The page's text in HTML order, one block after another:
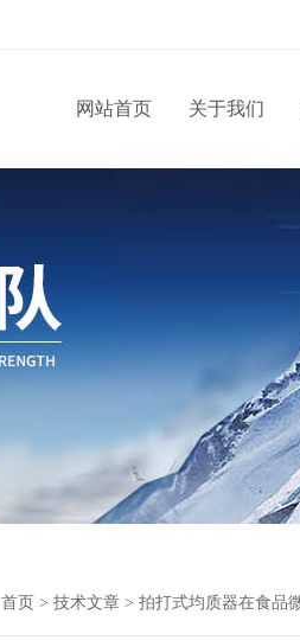
网站首页 关于我们
首页 > 技术文章 > 拍打式均质器在食品